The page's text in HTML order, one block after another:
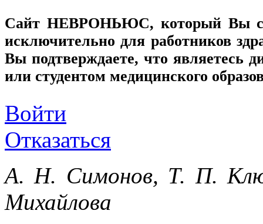
Сайт НЕВРОНЬЮС, который Вы
исключительно для работников
Вы подтверждаете, что являетесь
или студентом медицинского
Войти
Отказаться
А. Н. Симонов, Т. П.
Михайлова